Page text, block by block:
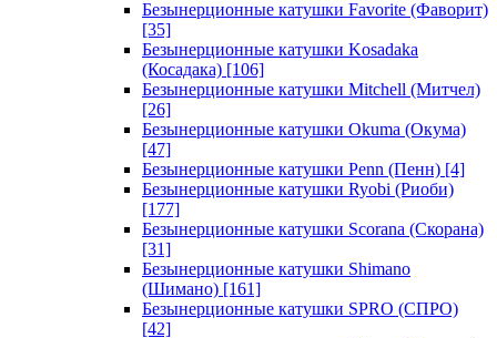
Безынерционные катушки Favorite (Фаворит)
[35]
Безынерционные катушки Kosadaka
(Косадака) [106]
Безынерционные катушки Mitchell (Митчел)
[26]
Безынерционные катушки Okuma (Окума)
[47]
Безынерционные катушки Penn (Пенн) [4]
Безынерционные катушки Ryobi (Риоби)
[177]
Безынерционные катушки Scorana (Скорана)
[31]
Безынерционные катушки Shimano
(Шимано) [161]
Безынерционные катушки SPRO (СПРО)
[42]